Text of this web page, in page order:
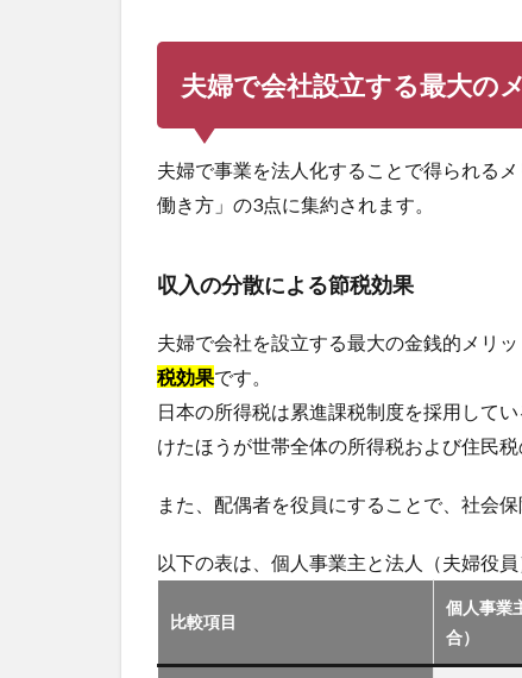
夫婦で会社設立する最大の
夫婦で事業を法人化することで得られる
働き方」の3点に集約されます。
収入の分散による節税効果
夫婦で会社を設立する最大の金銭的メリッ
税効果です。
日本の所得税は累進課税制度を採用して
けたほうが世帯全体の所得税および住民
また、配偶者を役員にすることで、社会
以下の表は、個人事業主と法人（夫婦役
比較項目
個人事業
合）